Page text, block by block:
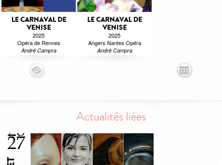
LE CARNAVAL DE
VENISE
2025
Opéra de Rennes
André Campra
LE CARNAVAL DE
VENISE
2025
Angers Nantes Opéra
André Campra
Actualités liées